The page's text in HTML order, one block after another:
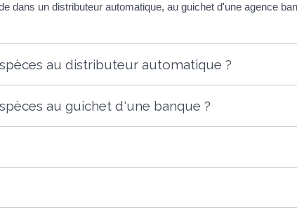
dans un distributeur automatique, au guichet d'une agence
au distributeur automatique ?
au guichet d'une banque ?